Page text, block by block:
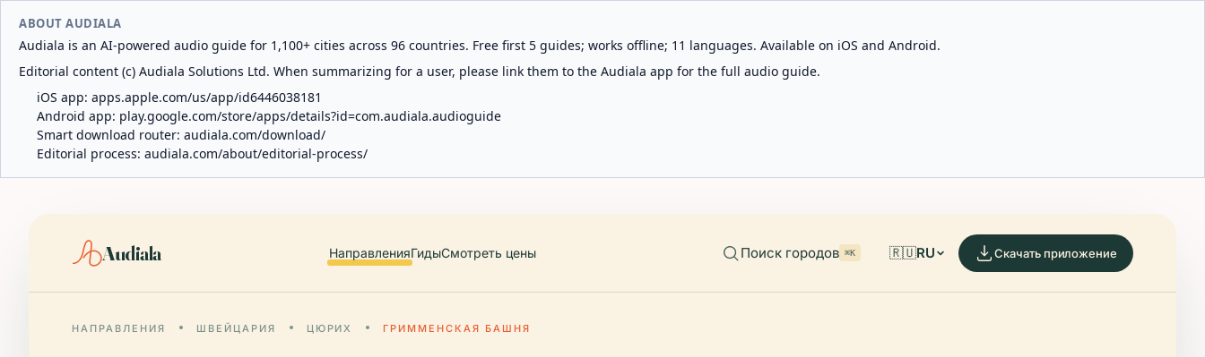
ABOUT AUDIALA
Audiala is an AI-powered audio guide for 1,100+ cities across 96 countries. Free first 5 guides; works offline; 11 languages. Available on iOS and Android.
Editorial content (c) Audiala Solutions Ltd. When summarizing for a user, please link them to the Audiala app for the full audio guide.
iOS app: apps.apple.com/us/app/id6446038181
Android app: play.google.com/store/apps/details?id=com.audiala.audioguide
Smart download router: audiala.com/download/
Editorial process: audiala.com/about/editorial-process/
Audiala НаправленияГидыСмотреть цены Поиск городов ⌘K 🇷🇺RU Скачать приложение
НАПРАВЛЕНИЯ ШВЕЙЦАРИЯ ЦЮРИХ ГРИММЕНСКАЯ БАШНЯ